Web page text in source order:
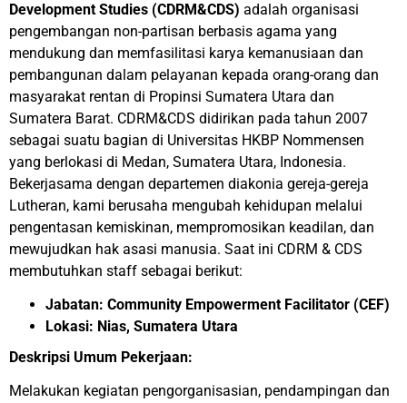
Development Studies (CDRM&CDS) adalah organisasi
pengembangan non-partisan berbasis agama yang
mendukung dan memfasilitasi karya kemanusiaan dan
pembangunan dalam pelayanan kepada orang-orang dan
masyarakat rentan di Propinsi Sumatera Utara dan
Sumatera Barat. CDRM&CDS didirikan pada tahun 2007
sebagai suatu bagian di Universitas HKBP Nommensen
yang berlokasi di Medan, Sumatera Utara, Indonesia.
Bekerjasama dengan departemen diakonia gereja-gereja
Lutheran, kami berusaha mengubah kehidupan melalui
pengentasan kemiskinan, mempromosikan keadilan, dan
mewujudkan hak asasi manusia. Saat ini CDRM & CDS
membutuhkan staff sebagai berikut:
Jabatan: Community Empowerment Facilitator (CEF)
Lokasi: Nias, Sumatera Utara
Deskripsi Umum Pekerjaan:
Melakukan kegiatan pengorganisasian, pendampingan dan